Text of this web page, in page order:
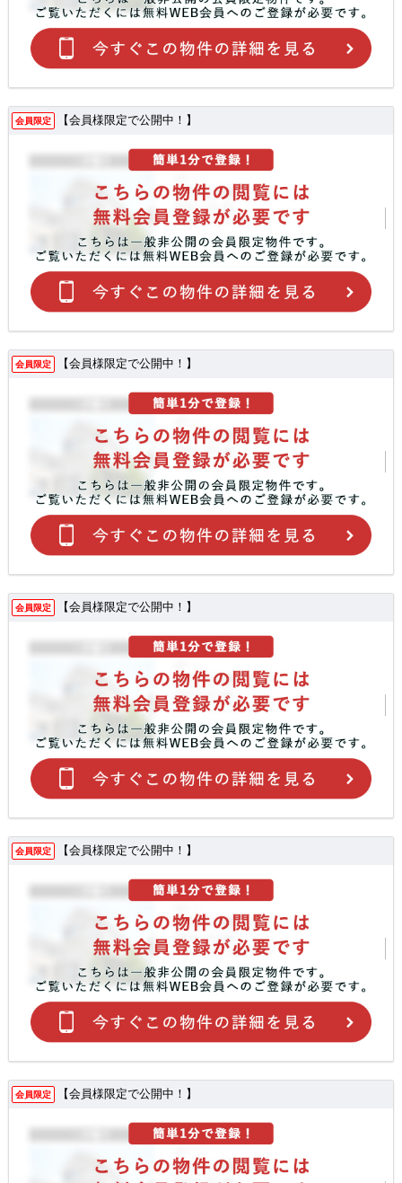
会員限定 【会員様限定で公開中！】
会員限定 【会員様限定で公開中！】
会員限定 【会員様限定で公開中！】
会員限定 【会員様限定で公開中！】
会員限定 【会員様限定で公開中！】